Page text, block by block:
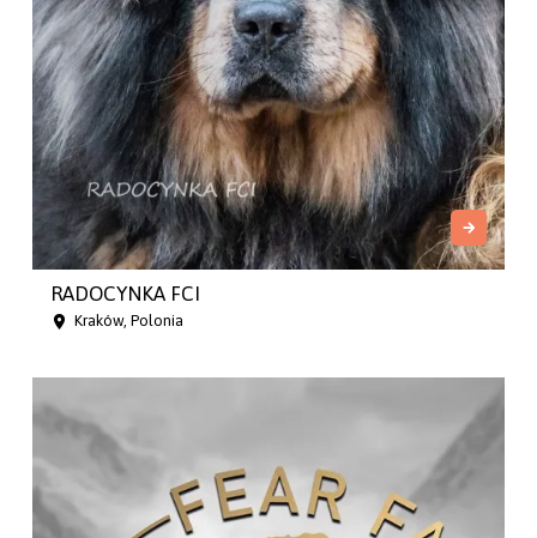
RADOCYNKA FCI
Kraków, Polonia